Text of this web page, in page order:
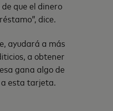
que el dinero
dice.
ayudará a más
a obtener
gana algo de
esta tarjeta.